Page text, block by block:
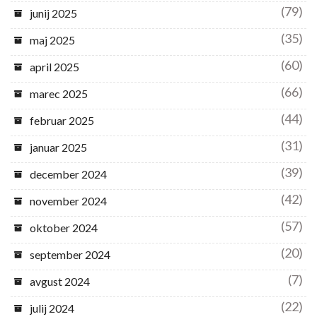
junij 2025 (79)
maj 2025 (35)
april 2025 (60)
marec 2025 (66)
februar 2025 (44)
januar 2025 (31)
december 2024 (39)
november 2024 (42)
oktober 2024 (57)
september 2024 (20)
avgust 2024 (7)
julij 2024 (22)